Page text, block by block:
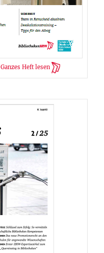
Ganzes Heft lesen